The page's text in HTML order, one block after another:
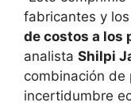
fabricantes y
de costos a los
analista Shilpi
combinación de
incertidumbre